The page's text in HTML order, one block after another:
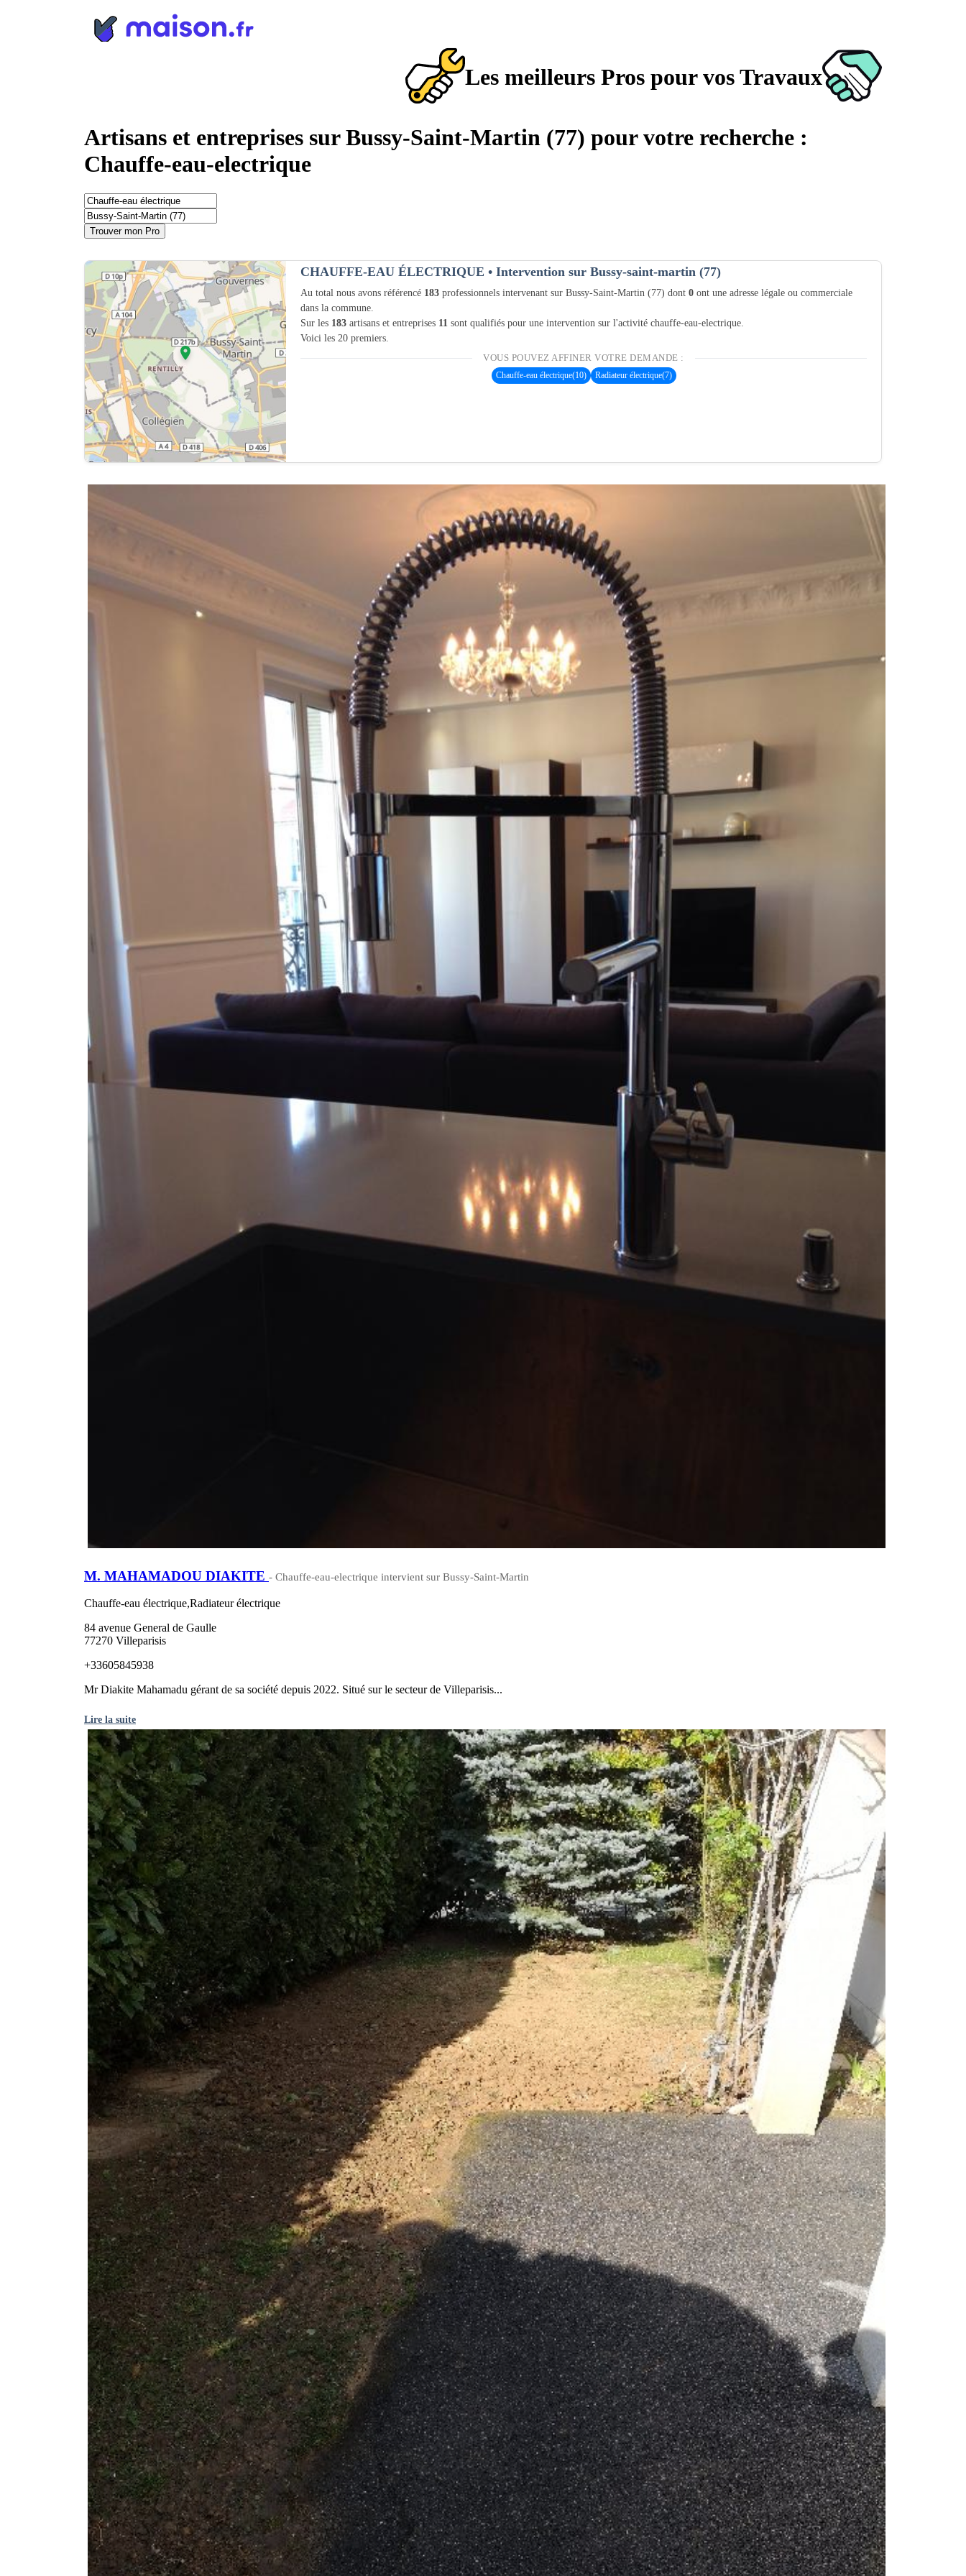
Les meilleurs Pros pour vos Travaux
Artisans et entreprises sur Bussy-Saint-Martin (77) pour votre recherche :
Chauffe-eau-electrique
Trouver mon Pro
CHAUFFE-EAU ÉLECTRIQUE • Intervention sur Bussy-saint-martin (77)
Au total nous avons référencé 183 professionnels intervenant sur Bussy-Saint-Martin (77) dont 0 ont une adresse légale ou commerciale
dans la commune.
Sur les 183 artisans et entreprises 11 sont qualifiés pour une intervention sur l'activité chauffe-eau-electrique.
Voici les 20 premiers.
VOUS POUVEZ AFFINER VOTRE DEMANDE :
Chauffe-eau électrique(10) Radiateur électrique(7)
M. MAHAMADOU DIAKITE - Chauffe-eau-electrique intervient sur Bussy-Saint-Martin
Chauffe-eau électrique,Radiateur électrique
84 avenue General de Gaulle
77270 Villeparisis
+33605845938
Mr Diakite Mahamadu gérant de sa société depuis 2022. Situé sur le secteur de Villeparisis...
Lire la suite